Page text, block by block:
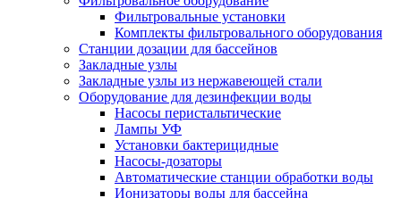
Фильтровальные установки
Комплекты фильтровального оборудования
Станции дозации для бассейнов
Закладные узлы
Закладные узлы из нержавеющей стали
Оборудование для дезинфекции воды
Насосы перистальтические
Лампы УФ
Установки бактерицидные
Насосы-дозаторы
Автоматические станции обработки воды
Ионизаторы воды для бассейна